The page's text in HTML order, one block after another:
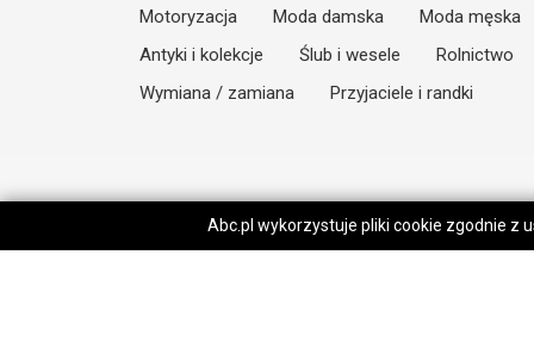
Motoryzacja Moda damska
Moda męska
Antyki i kolekcje
Ślub i wesele
Rolnictwo
Wymiana / zamiana
Przyjaciele i randki
Abc.pl wykorzystuje pliki cookie zgodnie